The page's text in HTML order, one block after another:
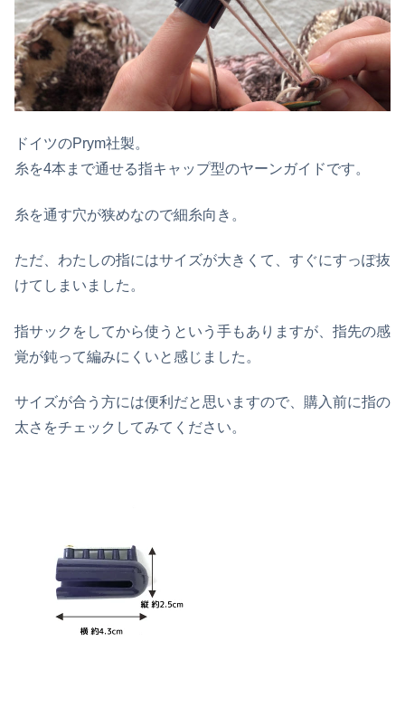
ドイツのPrym社製。
糸を4本まで通せる指キャップ型のヤーンガイドです。
糸を通す穴が狭めなので細糸向き。
ただ、わたしの指にはサイズが大きくて、すぐにすっぽ抜
けてしまいました。
指サックをしてから使うという手もありますが、指先の感
覚が鈍って編みにくいと感じました。
サイズが合う方には便利だと思いますので、購入前に指の
太さをチェックしてみてください。